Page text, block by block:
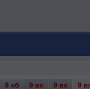
8 сб 9 вс 9 вс 9